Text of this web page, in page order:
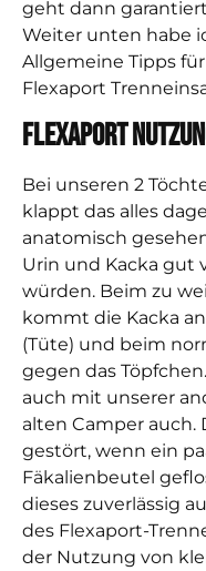
geht dann
Weiter unten habe
Allgemeine Tipps
Flexaport
Flexaport
Bei unseren 2
klappt das alles
anatomisch
Urin und Kacka gut
würden. Beim zu
kommt die Kacka
(Tüte) und beim
gegen das
auch mit unserer
alten Camper auch.
gestört, wenn ein
Fäkalienbeutel
dieses zuverlässig
des Flexaport-
der Nutzung von